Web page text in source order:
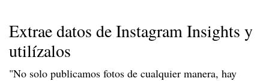
Extrae datos de Instagram Insights y
utilízalos
"No solo publicamos fotos de cualquier manera, hay